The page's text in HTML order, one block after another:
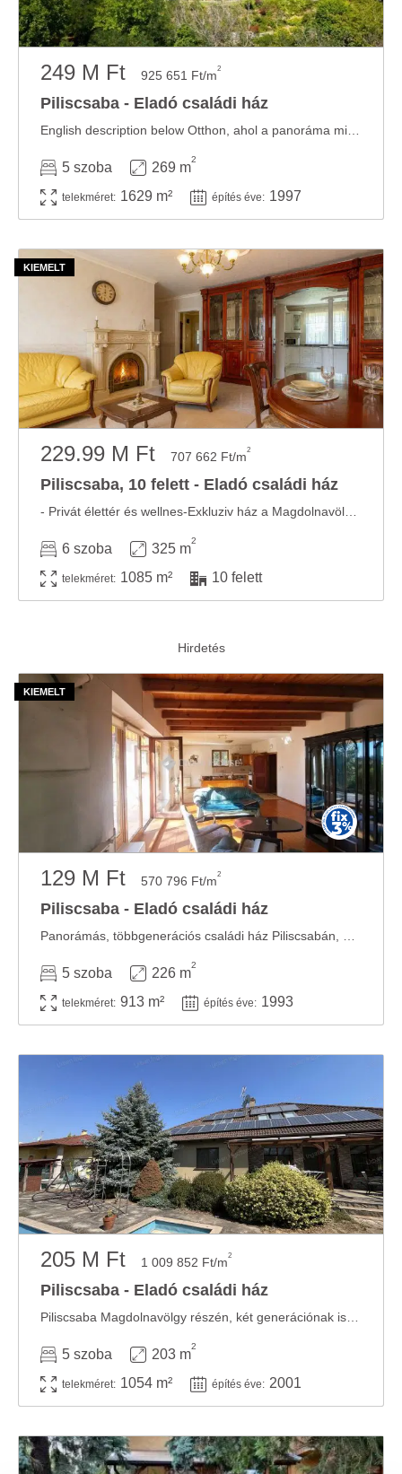
249 M Ft 925 651 Ft/m2
Piliscsaba - Eladó családi ház
5 szoba 269 m
2
telekméret: 1629 m² építés éve: 1997
229.99 M Ft 707 662 Ft/m2
Piliscsaba, 10 felett - Eladó családi ház
6 szoba 325 m
2
telekméret: 1085 m² 10 felett
129 M Ft 570 796 Ft/m2
Piliscsaba - Eladó családi ház
5 szoba 226 m
2
telekméret: 913 m² építés éve: 1993
205 M Ft 1 009 852 Ft/m2
Piliscsaba - Eladó családi ház
5 szoba 203 m
2
telekméret: 1054 m² építés éve: 2001